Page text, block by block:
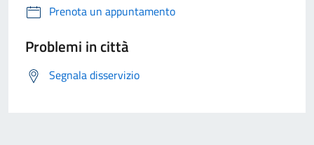
Prenota un appuntamento
Problemi in città
Segnala disservizio